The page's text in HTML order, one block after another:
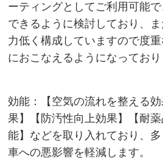
ーティングとしてご利用可能
できるように検討しており、
力低く構成していますので度
におこなえるようになっており
効能：【空気の流れを整える
果】【防汚性向上効果】【耐
能】などを取り入れており、
車への悪影響を軽減します。